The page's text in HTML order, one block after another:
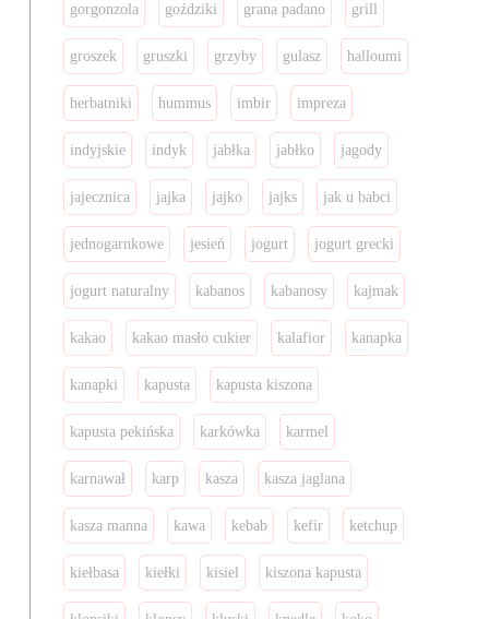
gorgonzola goździki grana padano grill
groszek gruszki grzyby gulasz halloumi
herbatniki hummus imbir impreza
indyjskie indyk jabłka jabłko jagody
jajecznica jajka jajko jajks jak u babci
jednogarnkowe jesień jogurt jogurt grecki
jogurt naturalny kabanos kabanosy kajmak
kakao kakao masło cukier kalafior kanapka
kanapki kapusta kapusta kiszona
kapusta pekińska karkówka karmel
karnawał karp kasza kasza jaglana
kasza manna kawa kebab kefir ketchup
kiełbasa kiełki kisiel kiszona kapusta